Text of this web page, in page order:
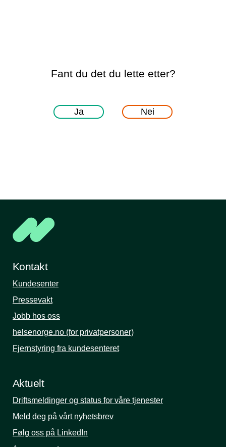
Fant du det du lette etter?
Ja Nei
Kontakt
Kundesenter
Pressevakt
Jobb hos oss
helsenorge.no (for privatpersoner)
Fjernstyring fra kundesenteret
Aktuelt
Driftsmeldinger og status for våre tjenester
Meld deg på vårt nyhetsbrev
Følg oss på LinkedIn